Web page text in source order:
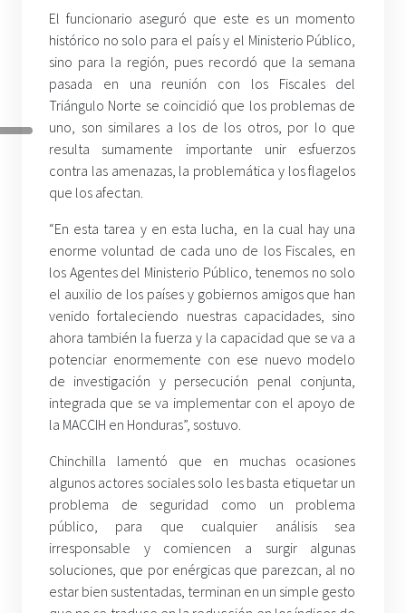
El funcionario aseguró que este es un momento
histórico no solo para el país y el Ministerio Público,
sino para la región, pues recordó que la semana
pasada en una reunión con los Fiscales del
Triángulo Norte se coincidió que los problemas de
uno, son similares a los de los otros, por lo que
resulta sumamente importante unir esfuerzos
contra las amenazas, la problemática y los flagelos
que los afectan.
“En esta tarea y en esta lucha, en la cual hay una
enorme voluntad de cada uno de los Fiscales, en
los Agentes del Ministerio Público, tenemos no solo
el auxilio de los países y gobiernos amigos que han
venido fortaleciendo nuestras capacidades, sino
ahora también la fuerza y la capacidad que se va a
potenciar enormemente con ese nuevo modelo
de investigación y persecución penal conjunta,
integrada que se va implementar con el apoyo de
la MACCIH en Honduras”, sostuvo.
Chinchilla lamentó que en muchas ocasiones
algunos actores sociales solo les basta etiquetar un
problema de seguridad como un problema
público, para que cualquier análisis sea
irresponsable y comiencen a surgir algunas
soluciones, que por enérgicas que parezcan, al no
estar bien sustentadas, terminan en un simple gesto